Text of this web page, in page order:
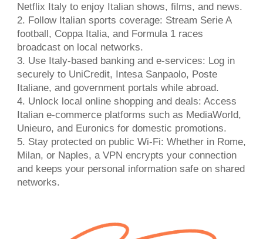
Netflix Italy to enjoy Italian shows, films, and news.
2. Follow Italian sports coverage: Stream Serie A
football, Coppa Italia, and Formula 1 races
broadcast on local networks.
3. Use Italy-based banking and e-services: Log in
securely to UniCredit, Intesa Sanpaolo, Poste
Italiane, and government portals while abroad.
4. Unlock local online shopping and deals: Access
Italian e-commerce platforms such as MediaWorld,
Unieuro, and Euronics for domestic promotions.
5. Stay protected on public Wi-Fi: Whether in Rome,
Milan, or Naples, a VPN encrypts your connection
and keeps your personal information safe on shared
networks.